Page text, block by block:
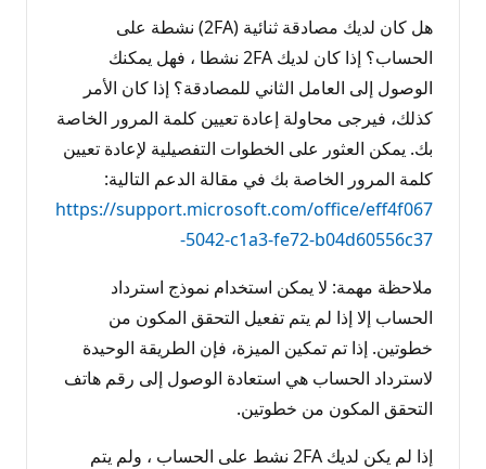
هل كان لديك مصادقة ثنائية (2FA) نشطة على
الحساب؟ إذا كان لديك 2FA نشطا ، فهل يمكنك
الوصول إلى العامل الثاني للمصادقة؟ إذا كان الأمر
كذلك، فيرجى محاولة إعادة تعيين كلمة المرور الخاصة
بك. يمكن العثور على الخطوات التفصيلية لإعادة تعيين
كلمة المرور الخاصة بك في مقالة الدعم التالية:
https://support.microsoft.com/office/eff4f067
-5042-c1a3-fe72-b04d60556c37
ملاحظة مهمة: لا يمكن استخدام نموذج استرداد
الحساب إلا إذا لم يتم تفعيل التحقق المكون من
خطوتين. إذا تم تمكين الميزة، فإن الطريقة الوحيدة
لاسترداد الحساب هي استعادة الوصول إلى رقم هاتف
التحقق المكون من خطوتين.
إذا لم يكن لديك 2FA نشط على الحساب ، ولم يتم